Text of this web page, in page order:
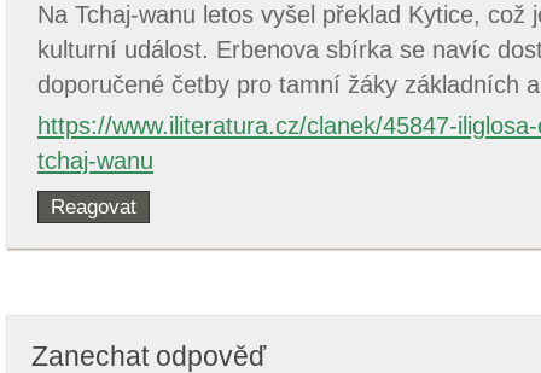
Na Tchaj-wanu letos vyšel překlad Kytice, což
kulturní událost. Erbenova sbírka se navíc
doporučené četby pro tamní žáky základních
https://www.iliteratura.cz/clanek/45847-
tchaj-wanu
Reagovat
Zanechat odpověď